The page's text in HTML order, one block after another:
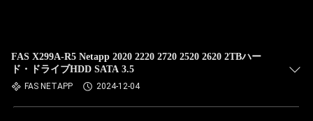
FAS X299A-R5 Netapp 2020 2220 2720 2520 2620 2TBハー
ド・ドライブHDD SATA 3.5
FAS NETAPP 2024-12-04